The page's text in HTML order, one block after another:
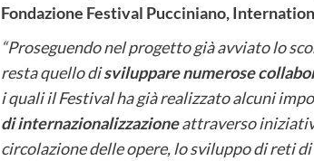
Fondazione Festival Pucciniano,
“Proseguendo nel progetto già avviato lo
resta quello disviluppare numerose
i quali il Festival ha già realizzato alcuni
di internazionalizzazioneattraverso
circolazione delle opere, lo sviluppo di reti